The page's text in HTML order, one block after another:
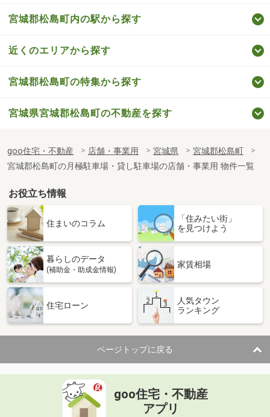
宮城郡松島町内の駅から探す
近くのエリアから探す
宮城郡松島町の特集から探す
宮城県宮城郡松島町の不動産を探す
goo住宅・不動産 店舗・事業用 宮城県
宮城郡松島町
宮城郡松島町の月極駐車場・貸し駐車場の店舗・事業用 物件一覧
お役立ち情報
住まいのコラム
「住みたい街」
を見つけよう
暮らしのデータ
(補助金・助成金情報)
家賃相場
住宅ローン
人気タウン
ランキング
ページトップに戻る
goo住宅・不動産
アプリ